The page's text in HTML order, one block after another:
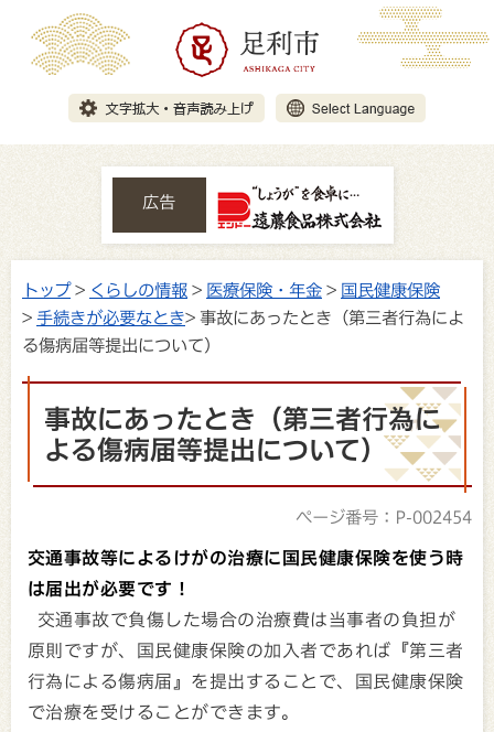
広告
トップ> くらしの情報 > 医療保険・年金 > 国民健康保険
> 手続きが必要なとき> 事故にあったとき（第三者行為によ
る傷病届等提出について）
事故にあったとき（第三者行為に
よる傷病届等提出について）
ページ番号：P-002454
交通事故等によるけがの治療に国民健康保険を使う時
は届出が必要です！
交通事故で負傷した場合の治療費は当事者の負担が
原則ですが、国民健康保険の加入者であれば『第三者
行為による傷病届』を提出することで、国民健康保険
で治療を受けることができます。